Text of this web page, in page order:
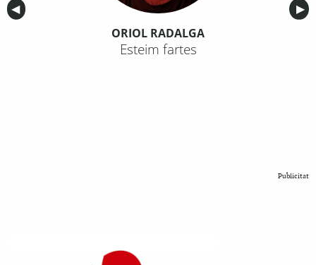
Anterior
◀︎ ▶︎
ORIOL RADALGA
Esteim fartes
Publicitat